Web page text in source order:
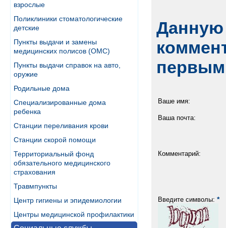
взрослые
Поликлиники стоматологические
детские
Пункты выдачи и замены
медицинских полисов (ОМС)
Пункты выдачи справок на авто,
оружие
Родильные дома
Специализированные дома
ребенка
Станции переливания крови
Станции скорой помощи
Территориальный фонд
обязательного медицинского
страхования
Травмпункты
Центр гигиены и эпидемиологии
Центры медицинской профилактики
Данную
Ваше имя:
Ваша почта:
Комментарий:
Введите символы: *